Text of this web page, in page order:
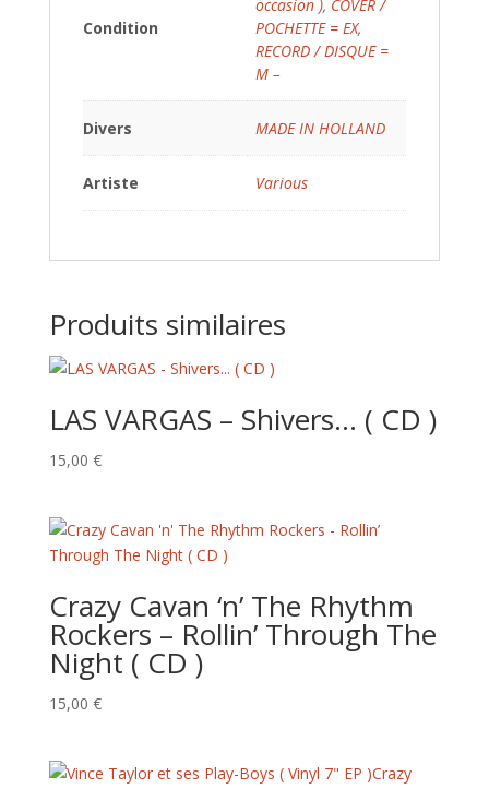
Condition
occasion ), COVER /
POCHETTE = EX,
RECORD / DISQUE =
M –
Divers MADE IN HOLLAND
Artiste Various
Produits similaires
LAS VARGAS – Shivers… ( CD )
15,00 €
Crazy Cavan ‘n’ The Rhythm
Rockers – Rollin’ Through The
Night ( CD )
15,00 €